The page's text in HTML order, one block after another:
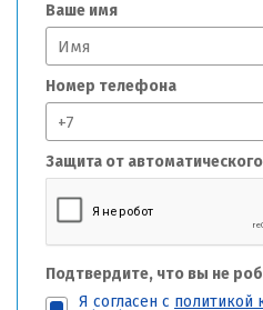
Ваше имя
Номер телефона
Защита от
Подтвердите, что вы не
Я согласен с политикой